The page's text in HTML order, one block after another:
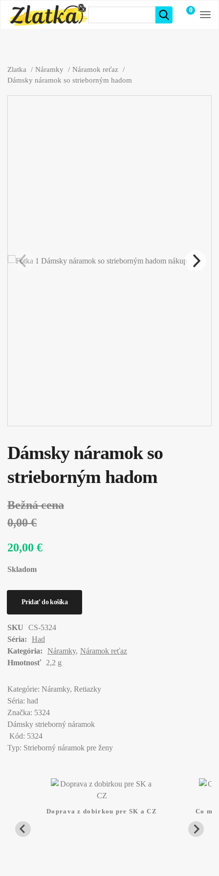
0
položiek
Zlatka Náramky
Náramok reťaz
Dámsky náramok so strieborným hadom
Dámsky náramok so
strieborným hadom
Bežná cena
0,00 €
20,00 €
Skladom
SKU
CS-5324
Séria:
Had
Kategória:
Náramky Náramok reťaz
Hmotnosť
2,2 g
Kategórie: Náramky, Retiazky
Séria: had
Značka: 5324
Dámsky strieborný náramok
Kód: 5324
Typ: Strieborný náramok pre ženy
Doprava z dobirkou pre SK a CZ Co